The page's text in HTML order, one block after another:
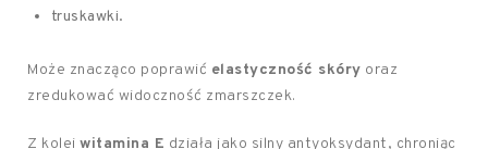
truskawki.
Może znacząco poprawić elastyczność skóry oraz
zredukować widoczność zmarszczek.
Z kolei witamina E działa jako silny antyoksydant, chroniąc